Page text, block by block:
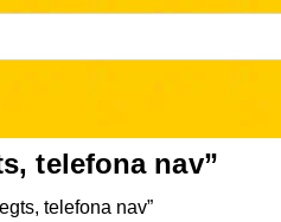
telefona nav”
telefona nav”